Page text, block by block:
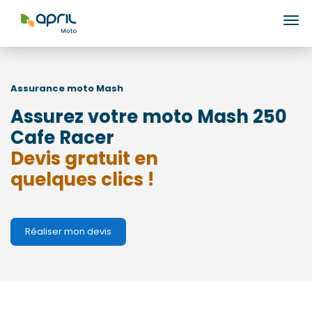
Assurance moto Mash
Assurez votre moto Mash 250
Cafe Racer
Devis gratuit en
quelques clics !
Réaliser mon devis